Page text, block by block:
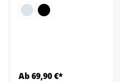
Ab 69,90 €*